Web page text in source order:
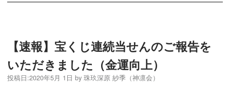
【速報】宝くじ連続当せんのご報告を
いただきました（金運向上）
投稿日:2020年5月 1日 by 珠玖深原 紗季（神凛会）